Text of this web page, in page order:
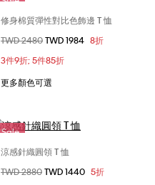
選擇您的尺碼
XXS
XS
L
修身棉質彈性對比色飾邊 T 恤
價格扣減從
TWD 2480至
TWD 1984 8折
3件9折; 5件85折
更多顏色可選
Sale
XXS
XS
涼感針織圓領 T 恤
價格扣減從
TWD 2880至
TWD 1440 5折